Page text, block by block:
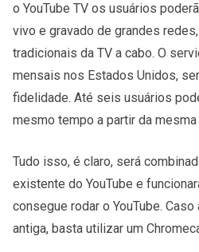
o YouTube TV os usuários
vivo e gravado de grandes
tradicionais da TV a cabo. O
mensais nos Estados Unidos,
fidelidade. Até seis usuários
mesmo tempo a partir da mesma
Tudo isso, é claro, será
existente do YouTube e
consegue rodar o YouTube.
antiga, basta utilizar um